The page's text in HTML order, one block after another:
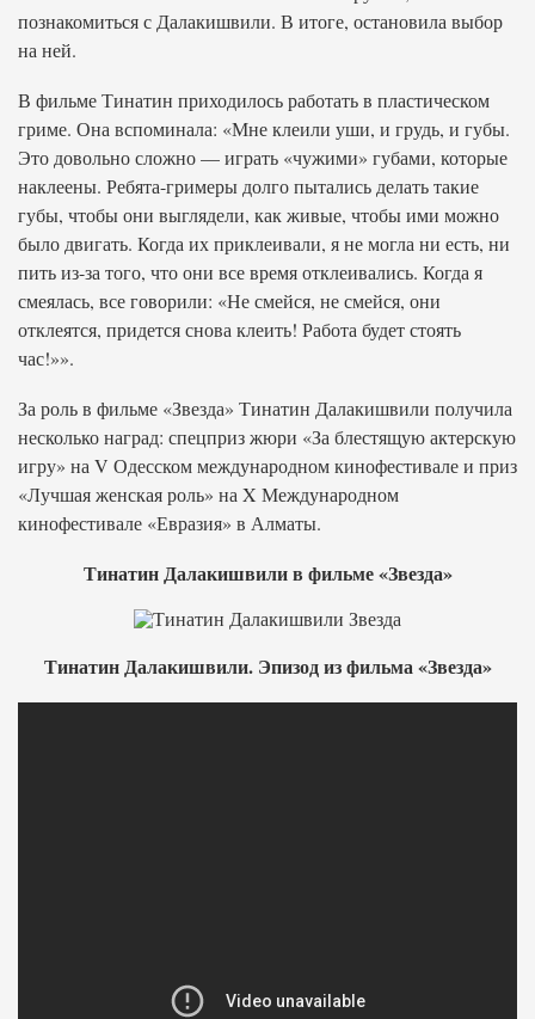
познакомиться с Далакишвили. В итоге, остановила выбор
на ней.
В фильме Тинатин приходилось работать в пластическом
гриме. Она вспоминала: «Мне клеили уши, и грудь, и губы.
Это довольно сложно — играть «чужими» губами, которые
наклеены. Ребята-гримеры долго пытались делать такие
губы, чтобы они выглядели, как живые, чтобы ими можно
было двигать. Когда их приклеивали, я не могла ни есть, ни
пить из-за того, что они все время отклеивались. Когда я
смеялась, все говорили: «Не смейся, не смейся, они
отклеятся, придется снова клеить! Работа будет стоять
час!»».
За роль в фильме «Звезда» Тинатин Далакишвили получила
несколько наград: спецприз жюри «За блестящую актерскую
игру» на V Одесском международном кинофестивале и приз
«Лучшая женская роль» на X Международном
кинофестивале «Евразия» в Алматы.
Тинатин Далакишвили в фильме «Звезда»
Тинатин Далакишвили. Эпизод из фильма «Звезда»